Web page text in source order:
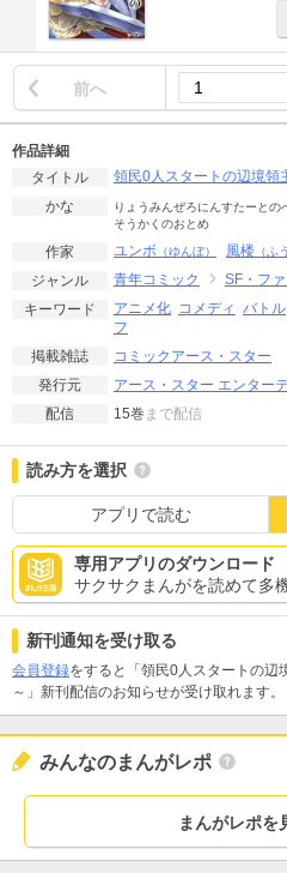
前へ
作品詳細
タイトル
領民0人スタートの辺境領
かな
りょうみんぜろにんすたーと
そうかくのおとめ
作家 ユンボ （ゆんぼ） 風楼 （ふ
ジャンル
青年コミック
SF・フ
キーワード
アニメ化 コメディ バトル
フ
掲載雑誌
コミックアース・スター
発行元
アース・スター エンター
配信
15巻 まで配信
読み方を選択
アプリで読む
専用アプリのダウンロード
サクサクまんがを読めて多
新刊通知を受け取る
会員登録をすると「領民0人スタートの辺
～」新刊配信のお知らせが受け取れます。
みんなのまんがレポ
まんがレポを